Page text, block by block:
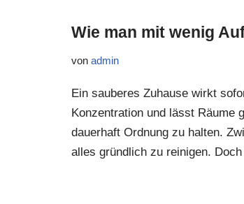
Wie man mit wenig
von admin
Ein sauberes Zuhause wirkt
Konzentration und lässt Räume
dauerhaft Ordnung zu halten.
alles gründlich zu reinigen.